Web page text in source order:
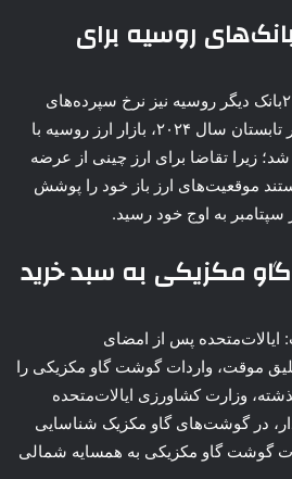
روسیه برای
براساس آمار منتشر شده، ۲بانک دیگر روسیه نیز نرخ سپرده‌های
یوان خود را کاهش دادند. در تابستان سال ۲۰۲۴، بازار ارز روسیه با
زیرا تقاضا برای ارز چینی از عرضه
موقعیت‌های ارز باز خود را پوشش
سپتامبر به اوج خود رسید.
مکزیکی به سبد خرید
پس از امضای
موقت، واردات گوشت گاو مکزیکی را
وزارت کشاورزی ایالات‌متحده
در گوشت‌های گاو مکزیک شناسایی
گوشت گاو مکزیکی به همسایه شمالی